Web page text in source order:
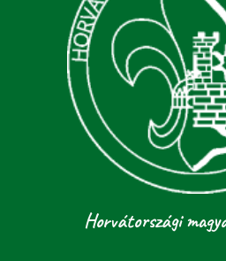
Horvátországi